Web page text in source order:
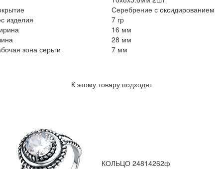
Серебрение с оксидированием
изделия
7 гр
16 мм
28 мм
зона серьги
7 мм
К этому товару подходят
КОЛЬЦО 24814262ф